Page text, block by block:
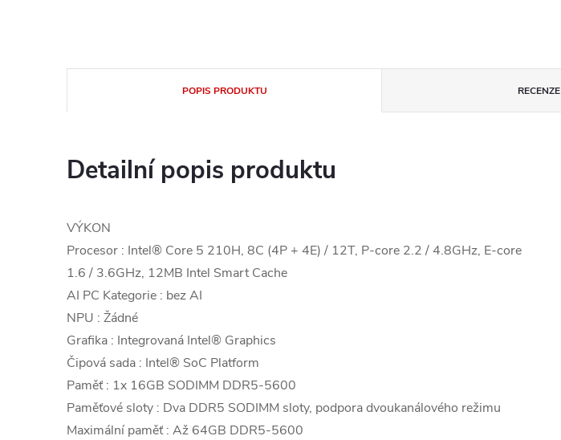
POPIS PRODUKTU RECENZE
Detailní popis produktu
VÝKON
Procesor : Intel® Core 5 210H, 8C (4P + 4E) / 12T, P-core 2.2 / 4.8GHz, E-core
1.6 / 3.6GHz, 12MB Intel Smart Cache
AI PC Kategorie : bez AI
NPU : Žádné
Grafika : Integrovaná Intel® Graphics
Čipová sada : Intel® SoC Platform
Paměť : 1x 16GB SODIMM DDR5-5600
Paměťové sloty : Dva DDR5 SODIMM sloty, podpora dvoukanálového režimu
Maximální paměť : Až 64GB DDR5-5600